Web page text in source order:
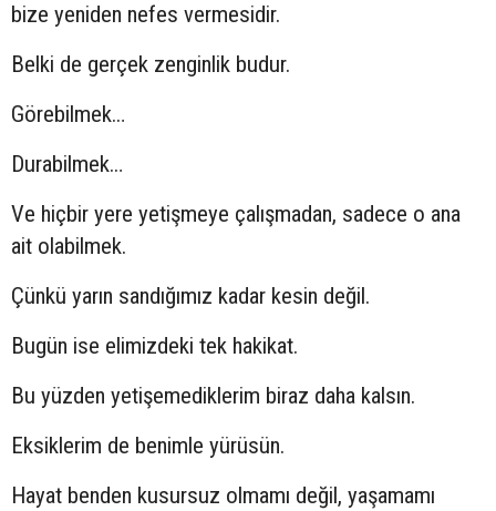
bize yeniden nefes vermesidir.
Belki de gerçek zenginlik budur.
Görebilmek…
Durabilmek…
Ve hiçbir yere yetişmeye çalışmadan, sadece o ana
ait olabilmek.
Çünkü yarın sandığımız kadar kesin değil.
Bugün ise elimizdeki tek hakikat.
Bu yüzden yetişemediklerim biraz daha kalsın.
Eksiklerim de benimle yürüsün.
Hayat benden kusursuz olmamı değil, yaşamamı